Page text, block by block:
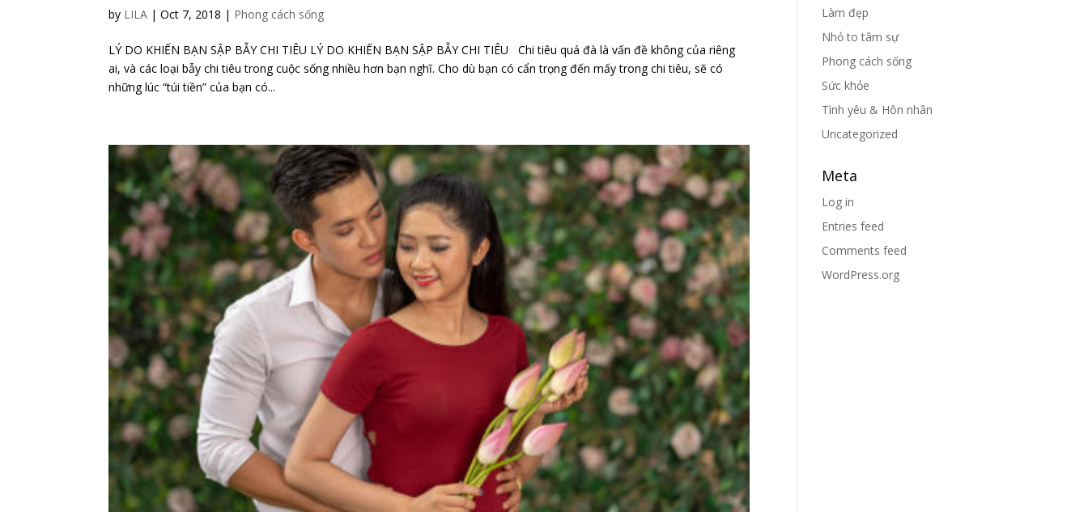
by LILA |Oct 7, 2018 | Phong cách sống
LÝ DO KHIẾN BẠN SẬP BẪY CHI TIÊU LÝ DO KHIẾN BẠN SẬP BẪY CHI TIÊU Chi tiêu quá đà là vấn đề không của riêng
ai, và các loại bẫy chi tiêu trong cuộc sống nhiều hơn bạn nghĩ. Cho dù bạn có cẩn trọng đến mấy trong chi tiêu, sẽ có
những lúc “túi tiền” của bạn có...
Làm đẹp
Nhỏ to tâm sự
Phong cách sống
Sức khỏe
Tình yêu & Hôn nhân
Uncategorized
Meta
Log in
Entries feed
Comments feed
WordPress.org